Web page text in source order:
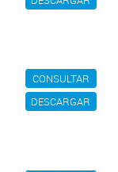
CONSULTAR
DESCARGAR